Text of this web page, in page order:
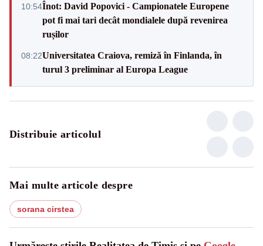
10:54Înot: David Popovici - Campionatele Europene
pot fi mai tari decât mondialele după revenirea
rușilor
08:22Universitatea Craiova, remiză în Finlanda, în
turul 3 preliminar al Europa League
Distribuie articolul
Mai multe articole despre
sorana cirstea